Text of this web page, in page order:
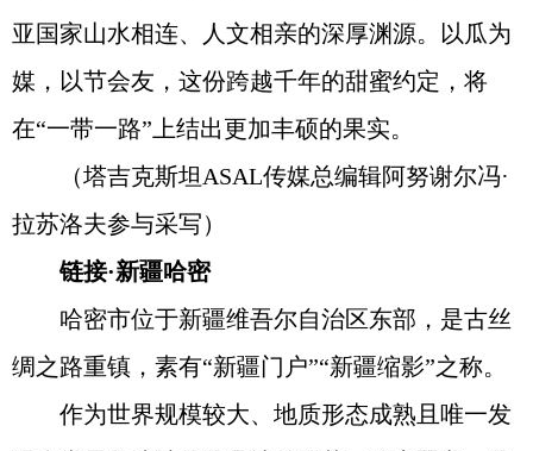
亚国家山水相连、人文相亲的深厚渊源。以瓜为
媒，以节会友，这份跨越千年的甜蜜约定，将
在“一带一路”上结出更加丰硕的果实。
（塔吉克斯坦ASAL传媒总编辑阿努谢尔冯·
拉苏洛夫参与采写）
链接·新疆哈密
哈密市位于新疆维吾尔自治区东部，是古丝
绸之路重镇，素有“新疆门户”“新疆缩影”之称。
作为世界规模较大、地质形态成熟且唯一发